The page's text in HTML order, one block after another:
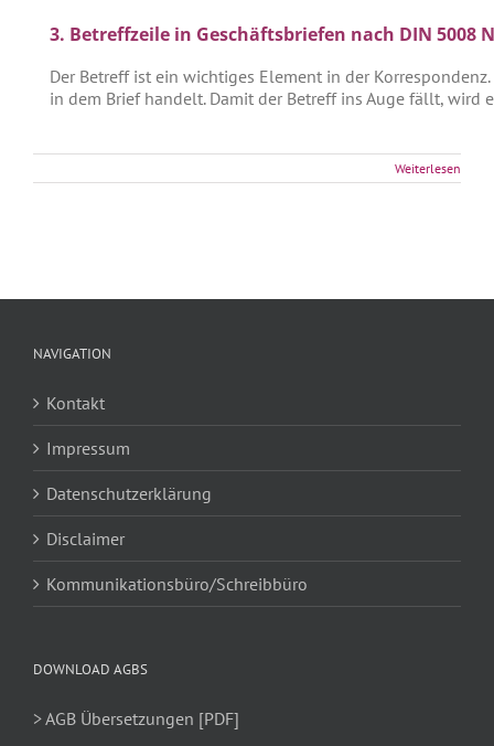
3. Betreffzeile in Geschäftsbriefen nach DIN 5008
Der Betreff ist ein wichtiges Element in der
in dem Brief handelt. Damit der Betreff ins Auge fällt, wird
Weiterlesen
NAVIGATION
Kontakt
Impressum
Datenschutzerklärung
Disclaimer
Kommunikationsbüro/Schreibbüro
DOWNLOAD AGBS
> AGB Übersetzungen [PDF]